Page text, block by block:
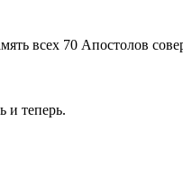
всех 70 Апостолов
и теперь.